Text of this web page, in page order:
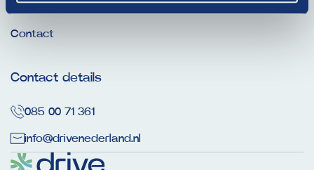
Verhalen
Contact
Contact details
085 00 71 361
info@drivenederland.nl